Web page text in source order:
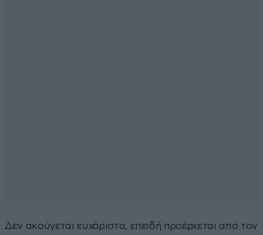
Δεν ακούγεται ευχάριστα, επειδή προέρχεται από τον